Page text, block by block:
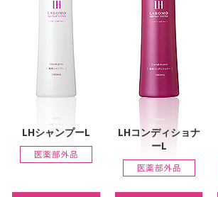
LHシャンプーL
LHコンディショナ
ーL